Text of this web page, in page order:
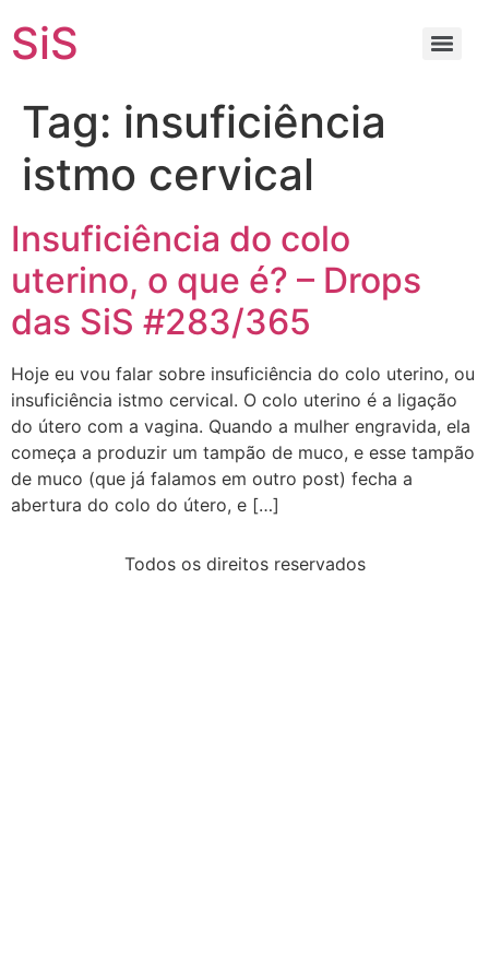
SiS
Tag: insuficiência
istmo cervical
Insuficiência do colo
uterino, o que é? – Drops
das SiS #283/365
Hoje eu vou falar sobre insuficiência do colo uterino, ou
insuficiência istmo cervical. O colo uterino é a ligação
do útero com a vagina. Quando a mulher engravida, ela
começa a produzir um tampão de muco, e esse tampão
de muco (que já falamos em outro post) fecha a
abertura do colo do útero, e […]
Todos os direitos reservados